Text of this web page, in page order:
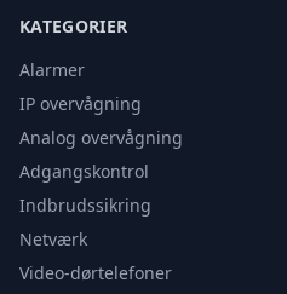
KATEGORIER
Alarmer
IP overvågning
Analog overvågning
Adgangskontrol
Indbrudssikring
Netværk
Video-dørtelefoner